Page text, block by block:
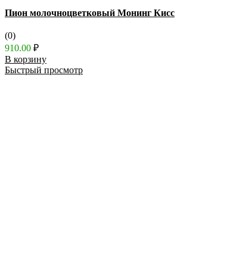
Пион молочноцветковый Монинг Кисс
(0)
910.00 ₽
В корзину
Быстрый просмотр